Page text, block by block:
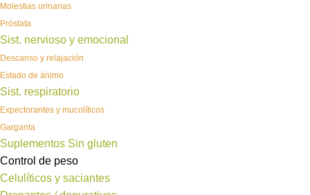
Molestias urinarias
Próstata
Sist. nervioso y emocional
Descanso y relajación
Estado de ánimo
Sist. respiratorio
Expectorantes y mucolíticos
Garganta
Suplementos Sin gluten
Control de peso
Celulíticos y saciantes